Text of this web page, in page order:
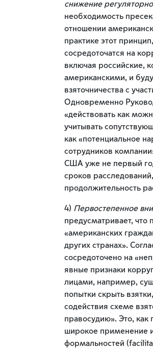
снижение
необходимость
отношении
практике этот
сосредоточатся на
включая российские,
американскими, и
взяточничества с
Одновременно
«действовать как
учитывать
как «потенциальное
сотрудников
США уже не первый
сроков
продолжительность
4) Первостепенное
предусматривает,
«американских
других странах».
сосредоточено на
явные признаки
лицами, например,
попытки скрыть
содействия схеме
правосудию». Это, как
широкое применение
формальностей